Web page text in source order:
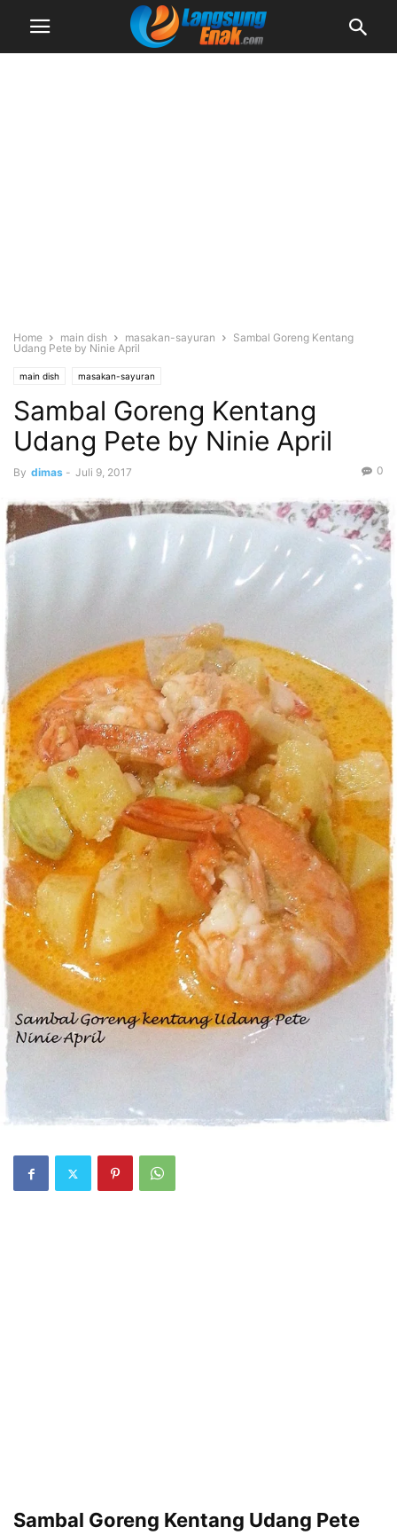
Home main dish masakan-sayuran
Sambal Goreng Kentang
Udang Pete by Ninie April
main dish masakan-sayuran
Sambal Goreng Kentang
Udang Pete by Ninie April
By dimas - Juli 9, 2017 0
Sambal Goreng Kentang Udang Pete